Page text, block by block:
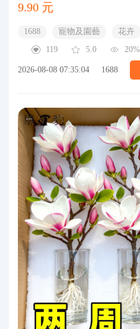
9.90 元
1688 寵物及園藝 花卉
119
5.0 20%
2026-08-08 07:35:04 1688